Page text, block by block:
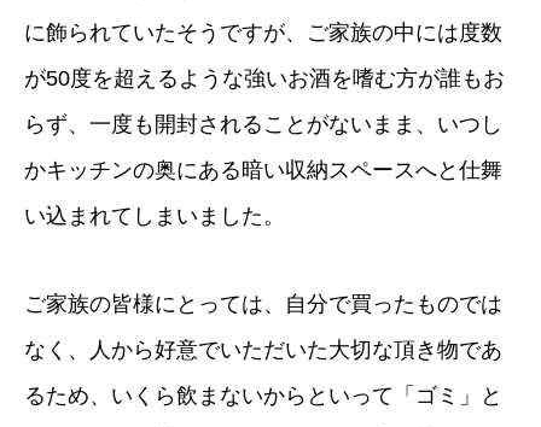
に飾られていたそうですが、ご家族の中には度数
が50度を超えるような強いお酒を嗜む方が誰もお
らず、一度も開封されることがないまま、いつし
かキッチンの奥にある暗い収納スペースへと仕舞
い込まれてしまいました。
ご家族の皆様にとっては、自分で買ったものでは
なく、人から好意でいただいた大切な頂き物であ
るため、いくら飲まないからといって「ゴミ」と